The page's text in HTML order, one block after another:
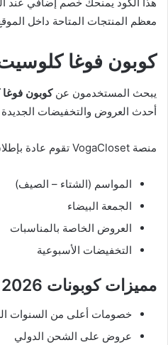
معظم المنتجات المتاحة داخل
كوبون فوغا كلوسيت
يبحث المستخدمون عنكوبون فوغا
أحدث العروض والتخفيضات
منصة VogaCloset تقوم عادة بإطلاق أكواد خصم خلال:
المواسم (الشتاء – الصيف)
الجمعة البيضاء
العروض الخاصة بالمناسبات
التخفيضات الأسبوعية
مميزات كوبونات 2026
خصومات أعلى من السنوات
عروض على الشحن الدولي